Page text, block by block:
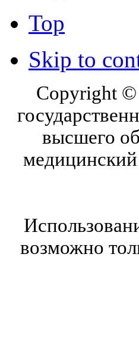
Top
Skip to
Copyright ©
высшего
медицинский
возможно